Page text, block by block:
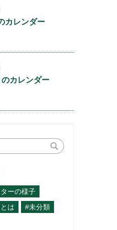
カレンダー
カレンダー
ーの様子
は
#未分類